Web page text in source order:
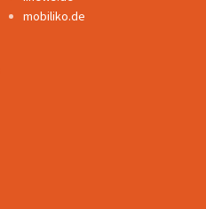
mobiliko.de